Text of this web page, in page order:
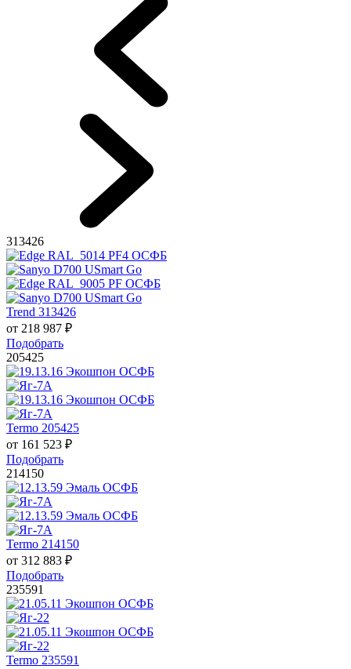
313426
Trend 313426
от 218 987 ₽
Подобрать
205425
Termo 205425
от 161 523 ₽
Подобрать
214150
Termo 214150
от 312 883 ₽
Подобрать
235591
Termo 235591